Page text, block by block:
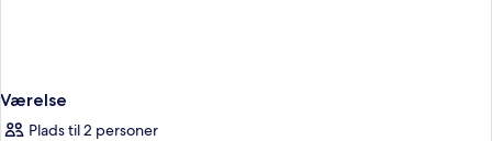
Værelse
Plads til 2 personer